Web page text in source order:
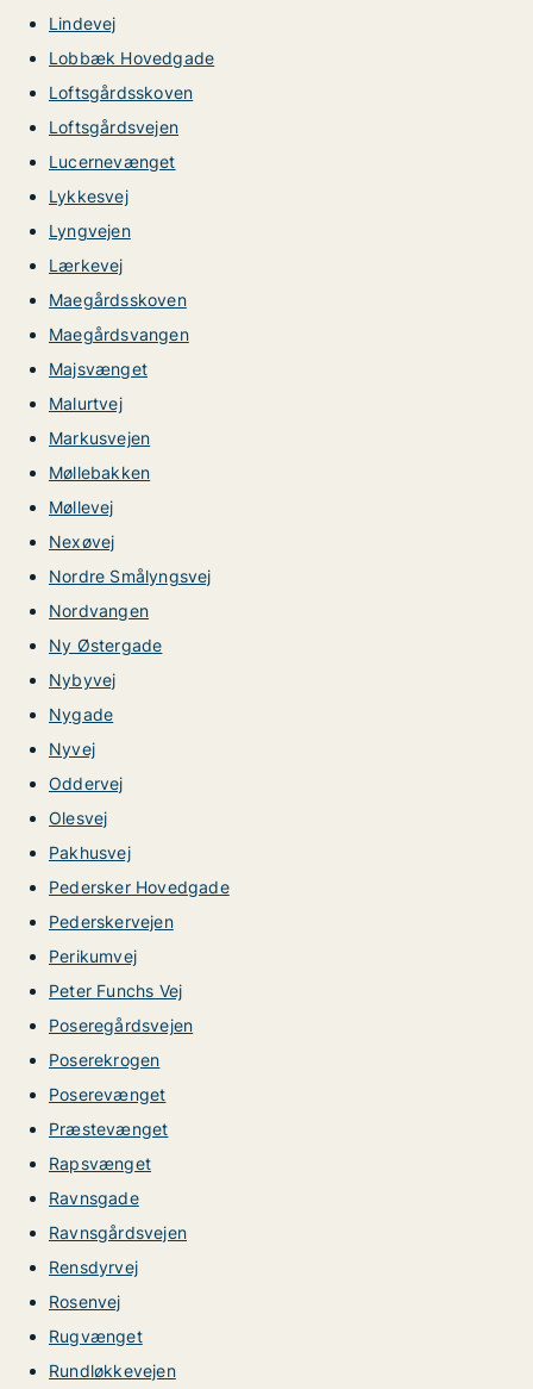
Lindevej
Lobbæk Hovedgade
Loftsgårdsskoven
Loftsgårdsvejen
Lucernevænget
Lykkesvej
Lyngvejen
Lærkevej
Maegårdsskoven
Maegårdsvangen
Majsvænget
Malurtvej
Markusvejen
Møllebakken
Møllevej
Nexøvej
Nordre Smålyngsvej
Nordvangen
Ny Østergade
Nybyvej
Nygade
Nyvej
Oddervej
Olesvej
Pakhusvej
Pedersker Hovedgade
Pederskervejen
Perikumvej
Peter Funchs Vej
Poseregårdsvejen
Poserekrogen
Poserevænget
Præstevænget
Rapsvænget
Ravnsgade
Ravnsgårdsvejen
Rensdyrvej
Rosenvej
Rugvænget
Rundløkkevejen